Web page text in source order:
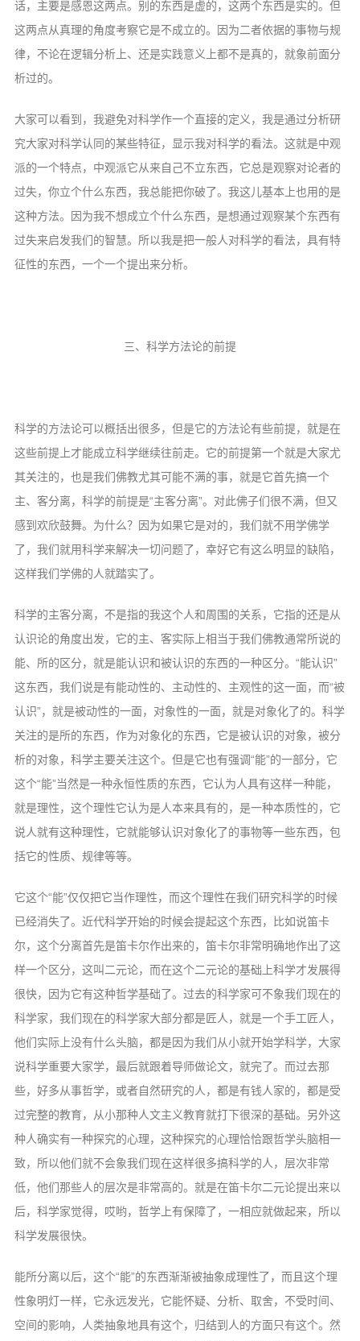
话，主要是感恩这两点。别的东西是虚的，这两个东西是实的。但
这两点从真理的角度考察它是不成立的。因为二者依据的事物与规
律，不论在逻辑分析上、还是实践意义上都不是真的，就象前面分
析过的。
大家可以看到，我避免对科学作一个直接的定义，我是通过分析研
究大家对科学认同的某些特征，显示我对科学的看法。这就是中观
派的一个特点，中观派它从来自己不立东西，它总是观察对论者的
过失，你立个什么东西，我总能把你破了。我这儿基本上也用的是
这种方法。因为我不想成立个什么东西，是想通过观察某个东西有
过失来启发我们的智慧。所以我是把一般人对科学的看法，具有特
征性的东西，一个一个提出来分析。
三、科学方法论的前提
科学的方法论可以概括出很多，但是它的方法论有些前提，就是在
这些前提上才能成立科学继续往前走。它的前提第一个就是大家尤
其关注的，也是我们佛教尤其可能不满的事，就是它首先搞一个
主、客分离，科学的前提是“主客分离”。对此佛子们很不满，但又
感到欢欣鼓舞。为什么？因为如果它是对的，我们就不用学佛学
了，我们就用科学来解决一切问题了，幸好它有这么明显的缺陷，
这样我们学佛的人就踏实了。
科学的主客分离，不是指的我这个人和周围的关系，它指的还是从
认识论的角度出发，它的主、客实际上相当于我们佛教通常所说的
能、所的区分，就是能认识和被认识的东西的一种区分。“能认识”
这东西，我们说是有能动性的、主动性的、主观性的这一面，而“被
认识”，就是被动性的一面，对象性的一面，就是对象化了的。科学
关注的是所的东西，作为对象化的东西，它是被认识的对象，被分
析的对象，科学主要关注这个。但是它也有强调“能”的一部分，它
这个“能”当然是一种永恒性质的东西，它认为人具有这样一种能，
就是理性，这个理性它认为是人本来具有的，是一种本质性的，它
说人就有这种理性，它就能够认识对象化了的事物等一些东西，包
括它的性质、规律等等。
它这个“能”仅仅把它当作理性，而这个理性在我们研究科学的时候
已经消失了。近代科学开始的时候会提起这个东西，比如说笛卡
尔，这个分离首先是笛卡尔作出来的，笛卡尔非常明确地作出了这
样一个区分，这叫二元论，而在这个二元论的基础上科学才发展得
很快，因为它有这种哲学基础了。过去的科学家可不象我们现在的
科学家，我们现在的科学家大部分都是匠人，就是一个手工匠人，
他们实际上没有什么头脑，都是因为我们从小就开始学科学，大家
说科学重要大家学，最后就跟着导师做论文，就完了。而过去那
些，好多从事哲学，或者自然研究的人，都是有钱人家的，都是受
过完整的教育，从小那种人文主义教育就打下很深的基础。另外这
种人确实有一种探究的心理，这种探究的心理恰恰跟哲学头脑相一
致，所以他们就不会象我们现在这样很多搞科学的人，层次非常
低，他们那些人的层次是非常高的。就是在笛卡尔二元论提出来以
后，科学家觉得，哎哟，哲学上有保障了，一相应就做起来，所以
科学发展很快。
能所分离以后，这个“能”的东西渐渐被抽象成理性了，而且这个理
性象明灯一样，它永远发光，它能怀疑、分析、取舍，不受时间、
空间的影响，人类抽象地具有这个，归结到人的方面只有这个。然